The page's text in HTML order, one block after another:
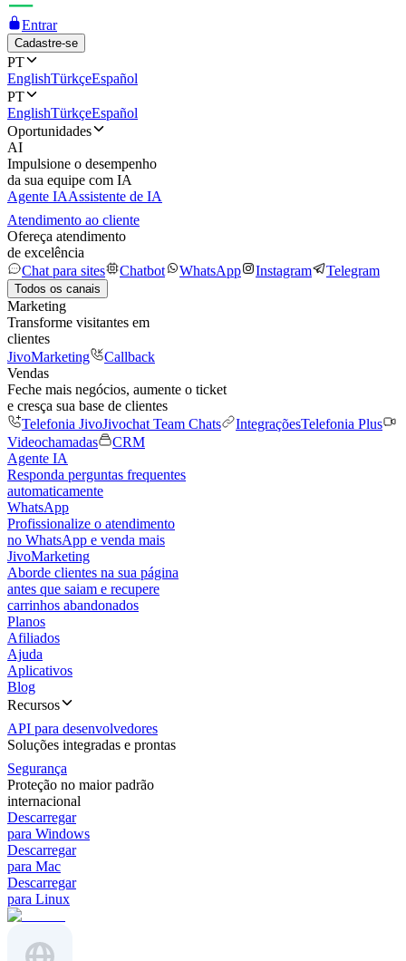
Entrar
Cadastre-se
PT
EnglishTürkçeEspañol
PT
EnglishTürkçeEspañol
Oportunidades
AI
Impulsione o desempenho
da sua equipe com IA
Agente IAAssistente de IA
Atendimento ao cliente
Ofereça atendimento
de excelência
Chat para sites
Chatbot WhatsApp Instagram Telegram
Todos os canais
Marketing
Transforme visitantes em
clientes
JivoMarketing
Callback
Vendas
Feche mais negócios, aumente o ticket
e cresça sua base de clientes
Telefonia JivoJivochat Team Chats IntegraçõesTelefonia Plus
Videochamadas
CRM
Agente IA
Responda perguntas frequentes
automaticamente
WhatsApp
Profissionalize o atendimento
no WhatsApp e venda mais
JivoMarketing
Aborde clientes na sua página
antes que saiam e recupere
carrinhos abandonados
Planos
Afiliados
Ajuda
Aplicativos
Blog
Recursos
API para desenvolvedores
Soluções integradas e prontas
Segurança
Proteção no maior padrão
internacional
Descarregar
para Windows
Descarregar
para Mac
Descarregar
para Linux